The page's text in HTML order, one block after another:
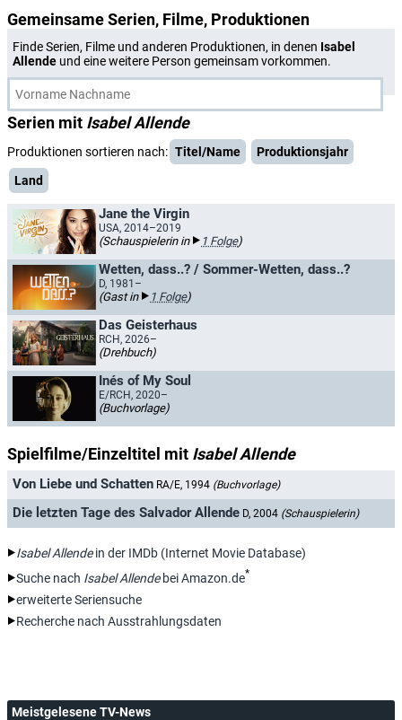
Gemeinsame Serien, Filme, Produktionen
Finde Serien, Filme und anderen Produktionen, in denen Isabel
Allende und eine weitere Person gemeinsam vorkommen.
Serien mit Isabel Allende
Produktionen sortieren nach: Titel/Name
Produktionsjahr
Land
Jane the Virgin
USA, 2014–2019
(Schauspielerin in 1 Folge)
Wetten, dass..? / Sommer-Wetten, dass..?
D, 1981–
(Gast in 1 Folge)
Das Geisterhaus
RCH, 2026–
(Drehbuch)
Inés of My Soul
E/RCH, 2020–
(Buchvorlage)
Spielfilme/Einzeltitel mit Isabel Allende
Von Liebe und Schatten RA/E, 1994 (Buchvorlage)
Die letzten Tage des Salvador Allende D, 2004 (Schauspielerin)
Isabel Allendein der IMDb (Internet Movie Database)
Suche nach Isabel Allendebei Amazon.de*
erweiterte Seriensuche
Recherche nach Ausstrahlungsdaten
Meistgelesene TV-News